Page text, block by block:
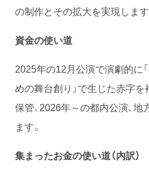
の制作とその拡大を実現します
資金の使い道
2025年の12月公演で演劇的に
めの舞台創り」で生じた赤字
保管、2026年～の都内公演、
ます。
集まったお金の使い道（内訳）